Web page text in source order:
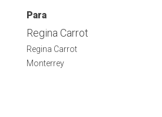
Para
Regina Carrot
Regina Carrot
Monterrey